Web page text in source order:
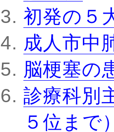
初発の５
成人市中
脳梗塞の
診療科別
５位まで）